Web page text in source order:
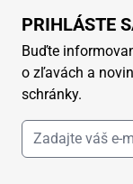
PRIHLÁSTE
Buďte
o zľavách a
schránky.